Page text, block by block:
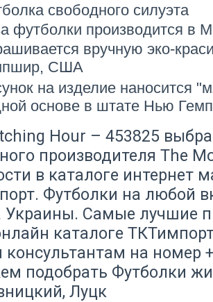
свободного силуэта
футболки производится в
вручную эко-
США
на изделие наносится
основе в штате Нью
Hour – 453825
производителя The
в каталоге интернет
Футболки на любой
Украины. Самые лучшие
каталоге
на номер
подобрать Футболки
Луцк